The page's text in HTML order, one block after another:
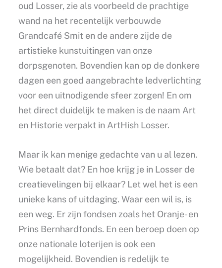
oud Losser, zie als voorbeeld de prachtige
wand na het recentelijk verbouwde
Grandcafé Smit en de andere zijde de
artistieke kunstuitingen van onze
dorpsgenoten. Bovendien kan op de donkere
dagen een goed aangebrachte ledverlichting
voor een uitnodigende sfeer zorgen! En om
het direct duidelijk te maken is de naam Art
en Historie verpakt in ArtHish Losser.
Maar ik kan menige gedachte van u al lezen.
Wie betaalt dat? En hoe krijg je in Losser de
creatievelingen bij elkaar? Let wel het is een
unieke kans of uitdaging. Waar een wil is, is
een weg. Er zijn fondsen zoals het Oranje- en
Prins Bernhardfonds. En een beroep doen op
onze nationale loterijen is ook een
mogelijkheid. Bovendien is redelijk te